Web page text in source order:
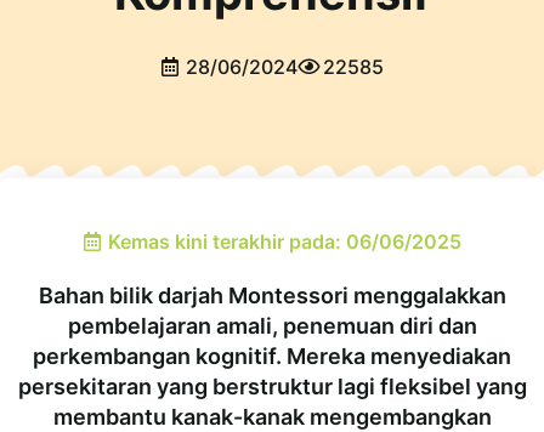
28/06/2024 22585
Kemas kini terakhir pada: 06/06/2025
Bahan bilik darjah Montessori menggalakkan
pembelajaran amali, penemuan diri dan
perkembangan kognitif. Mereka menyediakan
persekitaran yang berstruktur lagi fleksibel yang
membantu kanak-kanak mengembangkan